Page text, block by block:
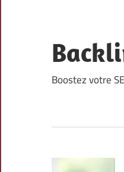
content
Boostez votre